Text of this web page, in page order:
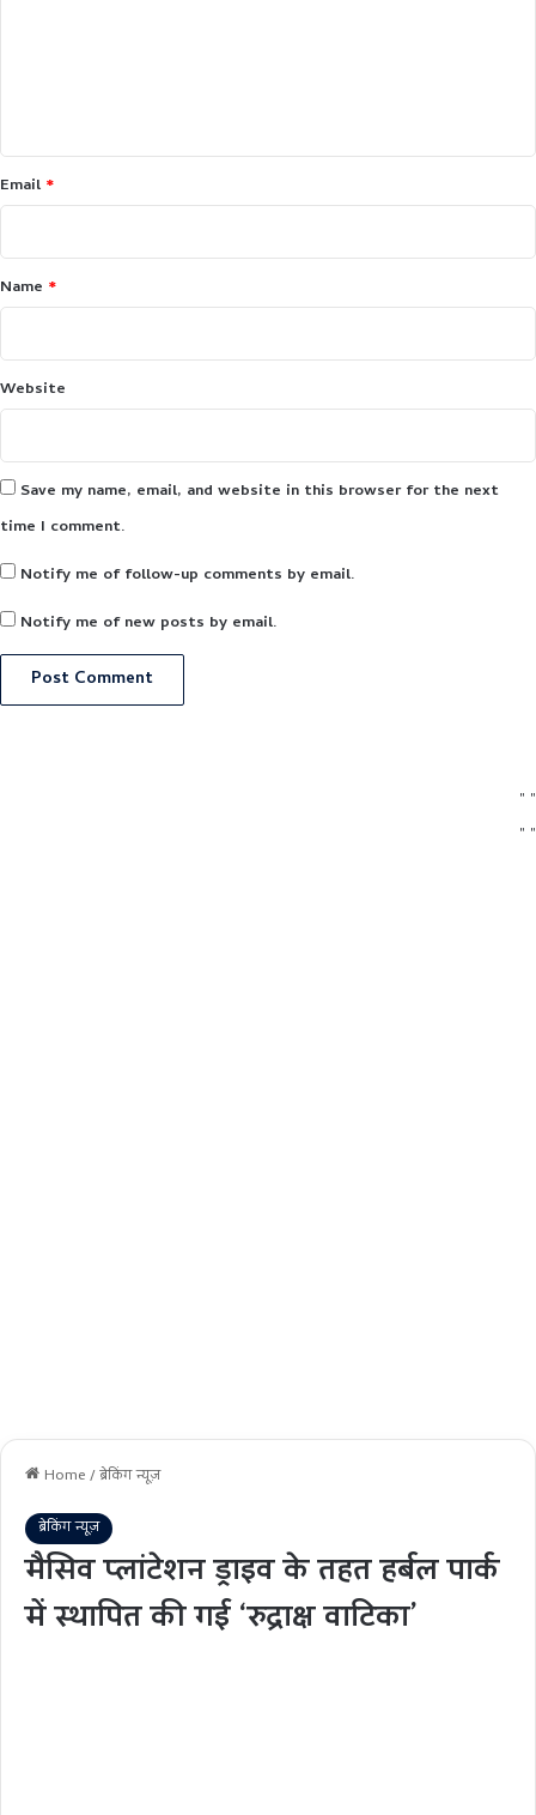
*
Email *
Name *
Website
Save my name, email, and website in this browser for the next
time I comment.
Notify me of follow-up comments by email.
Notify me of new posts by email.